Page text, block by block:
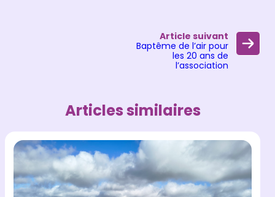
Article suivant
Baptême de l’air pour
les 20 ans de
l’association
Articles similaires